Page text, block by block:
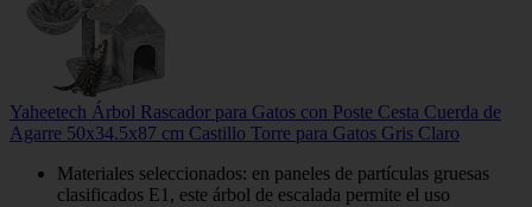
Yaheetech Árbol Rascador para Gatos con Poste Cesta Cuerda de
Agarre 50x34.5x87 cm Castillo Torre para Gatos Gris Claro
Materiales seleccionados: en paneles de partículas gruesas
clasificados E1, este árbol de escalada permite el uso